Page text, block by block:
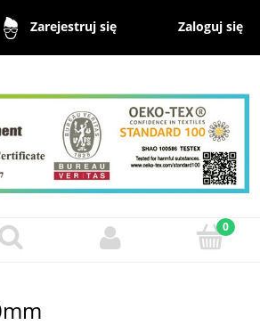
Zarejestruj się Zaloguj się